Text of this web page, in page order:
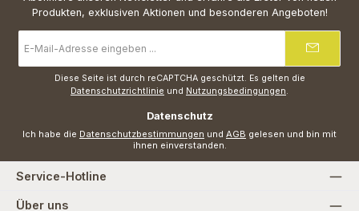
Produkten, exklusiven Aktionen und besonderen Angeboten!
Mail-
Adresse
Diese Seite ist durch reCAPTCHA geschützt. Es gelten die
Datenschutzrichtlinie und Nutzungsbedingungen
Datenschutz
Ich habe die Datenschutzbestimmungen und AGB gelesen und bin mit
ihnen einverstanden.
Service-Hotline
Über uns